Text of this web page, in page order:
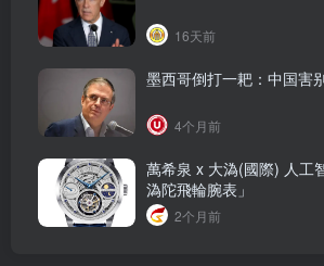
16天前
墨西哥倒打一耙：中国害
4个月前
萬希泉 x 大溈(國際) 人工
溈陀飛輪腕表」
2个月前